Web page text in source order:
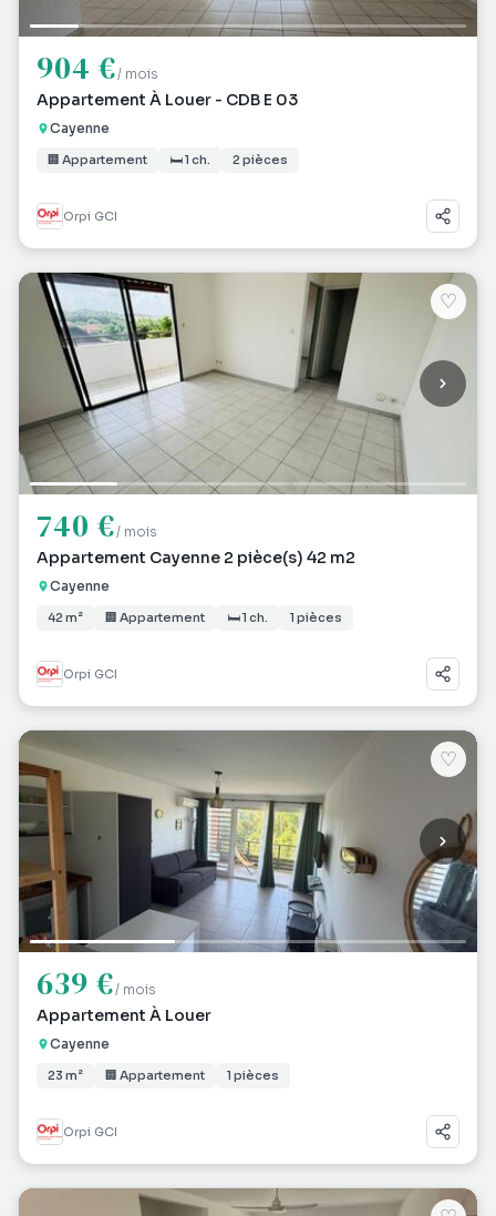
904 €/ mois
Appartement À Louer - CDB E 03
Cayenne
🏢 Appartement 🛏 1 ch. 2 pièces
Orpi GCI
♡
740 €/ mois
Appartement Cayenne 2 pièce(s) 42 m2
Cayenne
42 m² 🏢 Appartement 🛏 1 ch. 1 pièces
Orpi GCI
♡
639 €/ mois
Appartement À Louer
Cayenne
23 m² 🏢 Appartement 1 pièces
Orpi GCI